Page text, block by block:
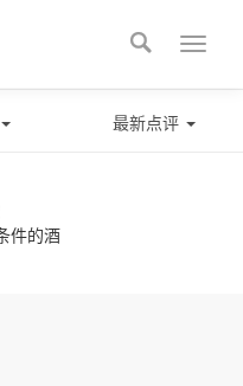
Toggle

最新点评
件的酒